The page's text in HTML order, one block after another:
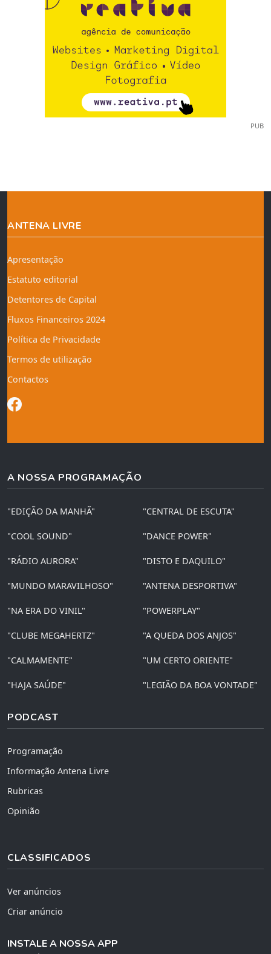
PUB
ANTENA LIVRE
Apresentação
Estatuto editorial
Detentores de Capital
Fluxos Financeiros 2024
Política de Privacidade
Termos de utilização
Contactos
A NOSSA PROGRAMAÇÃO
"EDIÇÃO DA MANHÃ" "CENTRAL DE ESCUTA"
"COOL SOUND" "DANCE POWER"
"RÁDIO AURORA" "DISTO E DAQUILO"
"MUNDO MARAVILHOSO" "ANTENA DESPORTIVA"
"NA ERA DO VINIL" "POWERPLAY"
"CLUBE MEGAHERTZ" "A QUEDA DOS ANJOS"
"CALMAMENTE" "UM CERTO ORIENTE"
"HAJA SAÚDE" "LEGIÃO DA BOA VONTADE"
PODCAST
Programação
Informação Antena Livre
Rubricas
Opinião
CLASSIFICADOS
Ver anúncios
Criar anúncio
INSTALE A NOSSA APP